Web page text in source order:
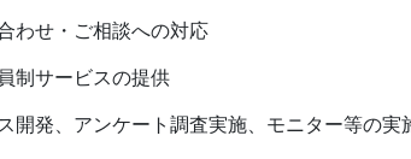
わせ・ご相談への対応
制サービスの提供
開発、アンケート調査実施、モニター等の実